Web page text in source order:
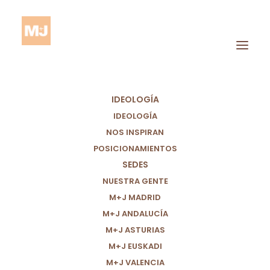
IDEOLOGÍA
IDEOLOGÍA
NOS INSPIRAN
POSICIONAMIENTOS
SEDES
NUESTRA GENTE
M+J MADRID
M+J ANDALUCÍA
M+J ASTURIAS
M+J EUSKADI
M+J VALENCIA
CONSUMO
RESPONSABLE PARA
COMBATIR EL CAMBIO
CLIMÁTICO